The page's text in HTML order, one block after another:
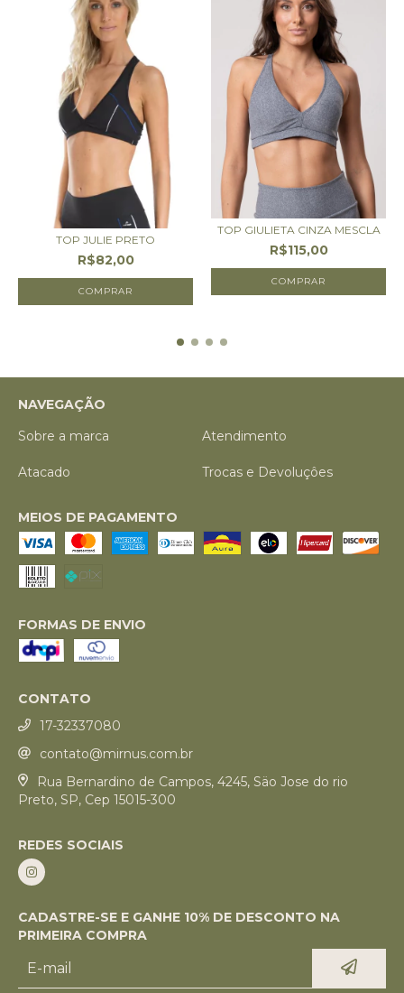
TOP JULIE PRETO
R$82,00
COMPRAR
TOP GIULIETA CINZA MESCLA
R$115,00
COMPRAR
NAVEGAÇÃO
Sobre a marca
Atendimento
Atacado Trocas e Devoluçôes
MEIOS DE PAGAMENTO
FORMAS DE ENVIO
CONTATO
17-32337080
contato@mirnus.com.br
Rua Bernardino de Campos, 4245, Säo Jose do rio
Preto, SP, Cep 15015-300
REDES SOCIAIS
CADASTRE-SE E GANHE 10% DE DESCONTO NA
PRIMEIRA COMPRA